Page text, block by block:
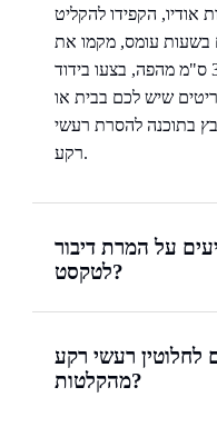
אודיו, הקפידו להקליט
בשעות עומס, מקמו את
המיקרופון במרחק של 15 עד 30 ס"מ מהפה, בצעו בידוד
שיש לכם בבית או
בתוכנה להסרת רעשי
רקע.
על המרת דיבור
לטקסט?
לחלוטין רעשי רקע
מהקלטות?